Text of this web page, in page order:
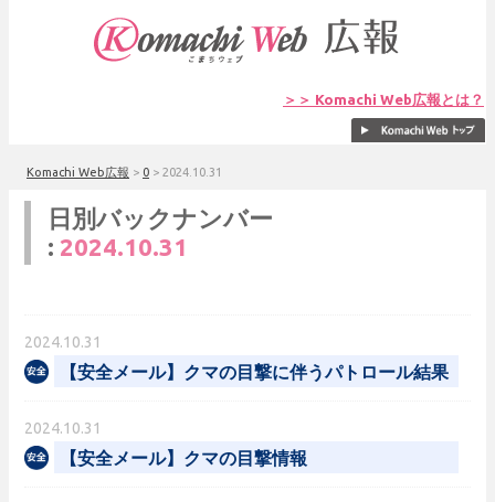
＞＞ Komachi Web広報とは？
Komachi Web広報 > 0 > 2024.10.31
日別バックナンバー
: 2024.10.31
2024.10.31
【安全メール】クマの目撃に伴うパトロール結果
2024.10.31
【安全メール】クマの目撃情報